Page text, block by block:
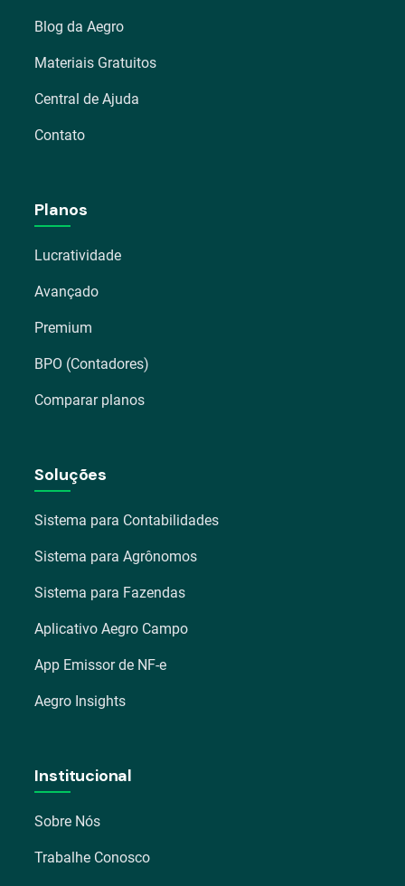
Blog da Aegro
Materiais Gratuitos
Central de Ajuda
Contato
Planos
Lucratividade
Avançado
Premium
BPO (Contadores)
Comparar planos
Soluções
Sistema para Contabilidades
Sistema para Agrônomos
Sistema para Fazendas
Aplicativo Aegro Campo
App Emissor de NF-e
Aegro Insights
Institucional
Sobre Nós
Trabalhe Conosco